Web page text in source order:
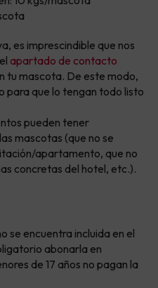
es imprescindible que nos
apartado de contacto
tu mascota. De este modo,
para que lo tengan todo listo
pueden tener
mascotas (que no se
apartamento, que no
concretas del hotel, etc.).
se encuentra incluida en el
abonarla en
de 17 años no pagan la